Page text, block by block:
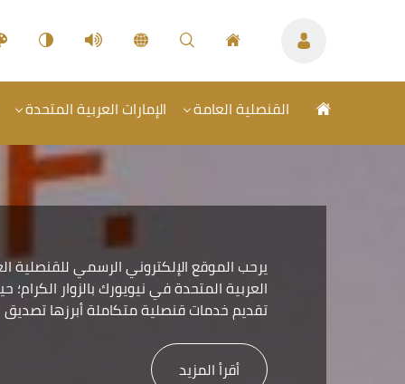
القنصلية العامة الإمارات العربية المتحدة
يرحب الموقع الإلكتروني الرسمي للقنصلية
العربية المتحدة في نيويورك بالزوار
تقديم خدمات قنصلية متكاملة أبرزها تصديق
أقرأ المزيد